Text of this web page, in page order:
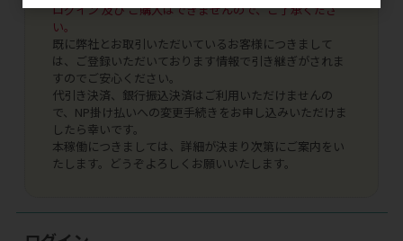
ログイン 及び ご購入はできませんので、ご了承くださ
い。
既に弊社とお取引いただいているお客様につきまして
は、ご登録いただいております情報で引き継ぎがされま
すのでご安心ください。
代引き決済、銀行振込決済はご利用いただけませんの
で、NP掛け払いへの変更手続きをお申し込みいただけま
したら幸いです。
本稼働につきましては、詳細が決まり次第にご案内をい
たします。どうぞよろしくお願いいたします。